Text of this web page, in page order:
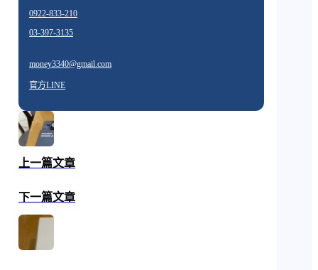
0922-833-210
03-397-3135
money3340@gmail.com
官方LINE
上一篇文章
下一篇文章